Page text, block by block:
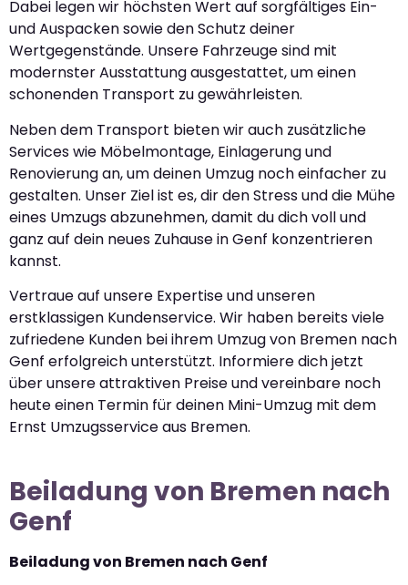
Dabei legen wir höchsten Wert auf sorgfältiges Ein-
und Auspacken sowie den Schutz deiner
Wertgegenstände. Unsere Fahrzeuge sind mit
modernster Ausstattung ausgestattet, um einen
schonenden Transport zu gewährleisten.
Neben dem Transport bieten wir auch zusätzliche
Services wie Möbelmontage, Einlagerung und
Renovierung an, um deinen Umzug noch einfacher zu
gestalten. Unser Ziel ist es, dir den Stress und die Mühe
eines Umzugs abzunehmen, damit du dich voll und
ganz auf dein neues Zuhause in Genf konzentrieren
kannst.
Vertraue auf unsere Expertise und unseren
erstklassigen Kundenservice. Wir haben bereits viele
zufriedene Kunden bei ihrem Umzug von Bremen nach
Genf erfolgreich unterstützt. Informiere dich jetzt
über unsere attraktiven Preise und vereinbare noch
heute einen Termin für deinen Mini-Umzug mit dem
Ernst Umzugsservice aus Bremen.
Beiladung von Bremen nach
Genf
Beiladung von Bremen nach Genf